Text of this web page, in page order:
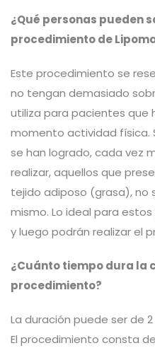
¿Qué personas pueden
procedimiento de
Este procedimiento se
no tengan demasiado
utiliza para pacientes que
momento actividad física.
se han logrado, cada vez
realizar, aquellos que
tejido adiposo (grasa), no
mismo. Lo ideal para
y luego podrán realizar el
¿Cuánto tiempo dura la
procedimiento?
La duración puede ser de
El procedimiento consta